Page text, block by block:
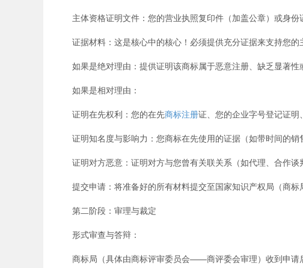
主体资格证明文件：您的营业执照复印件（加盖公章）或身份
证据材料：这是核心中的核心！必须提供充分证据来支持您的
如果是绝对理由：提供证明该商标属于恶意注册、缺乏显著性
如果是相对理由：
证明在先权利：您的在先商标注册证、您的企业字号登记证明
证明知名度与影响力：您商标在先使用的证据（如带时间的销
证明对方恶意：证明对方与您曾有关联关系（如代理、合作谈
提交申请：将准备好的所有材料提交至国家知识产权局（商标
第二阶段：审理与裁定
形式审查与答辩：
商标局（具体由商标评审委员会——商评委会审理）收到申请后